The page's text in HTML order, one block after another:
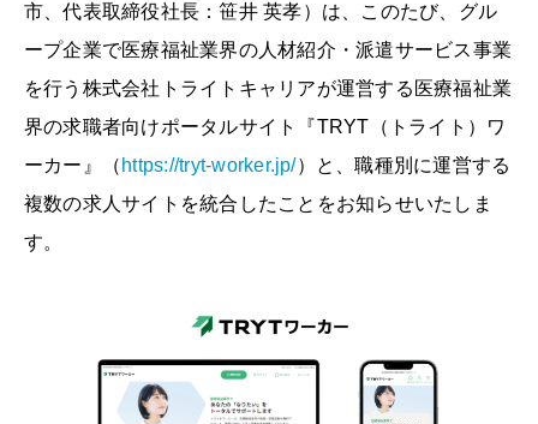
市、代表取締役社長：笹井 英孝）は、このたび、グル
ープ企業で医療福祉業界の⼈材紹介・派遣サービス事業
を行う株式会社トライトキャリアが運営する医療福祉業
界の求職者向けポータルサイト『TRYT（トライト）ワ
ーカー』（ https://tryt-worker.jp/）と、職種別に運営する
複数の求人サイトを統合したことをお知らせいたしま
す。